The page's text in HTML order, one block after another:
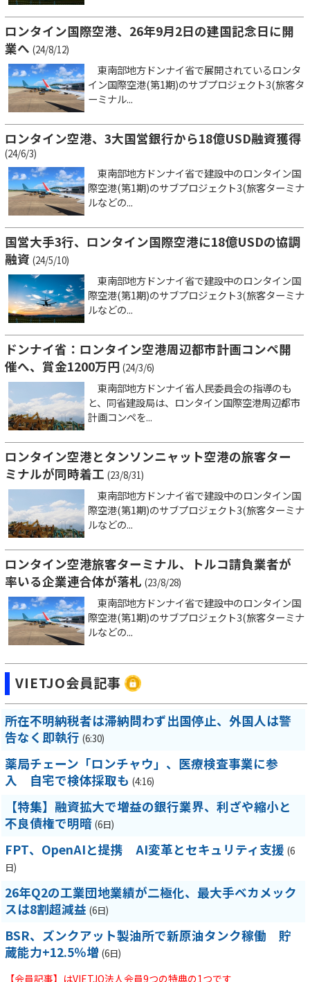
ロンタイン国際空港、26年9月2日の建国記念日に開
業へ (24/8/12)
東南部地方ドンナイ省で展開されているロンタ
イン国際空港(第1期)のサブプロジェクト3(旅客タ
ーミナル...
ロンタイン空港、3大国営銀行から18億USD融資獲得
(24/6/3)
東南部地方ドンナイ省で建設中のロンタイン国
際空港(第1期)のサブプロジェクト3(旅客ターミナ
ルなどの...
国営大手3行、ロンタイン国際空港に18億USDの協調
融資 (24/5/10)
東南部地方ドンナイ省で建設中のロンタイン国
際空港(第1期)のサブプロジェクト3(旅客ターミナ
ルなどの...
ドンナイ省：ロンタイン空港周辺都市計画コンペ開
催へ、賞金1200万円 (24/3/6)
東南部地方ドンナイ省人民委員会の指導のも
と、同省建設局は、ロンタイン国際空港周辺都市
計画コンペを...
ロンタイン空港とタンソンニャット空港の旅客ター
ミナルが同時着工 (23/8/31)
東南部地方ドンナイ省で建設中のロンタイン国
際空港(第1期)のサブプロジェクト3(旅客ターミナ
ルなどの...
ロンタイン空港旅客ターミナル、トルコ請負業者が
率いる企業連合体が落札 (23/8/28)
東南部地方ドンナイ省で建設中のロンタイン国
際空港(第1期)のサブプロジェクト3(旅客ターミナ
ルなどの...
VIETJO会員記事
所在不明納税者は滞納問わず出国停止、外国人は警
告なく即執行 (6:30)
薬局チェーン「ロンチャウ」、医療検査事業に参
入 自宅で検体採取も (4:16)
【特集】融資拡大で増益の銀行業界、利ざや縮小と
不良債権で明暗 (6日)
FPT、OpenAIと提携 AI変革とセキュリティ支援 (6
日)
26年Q2の工業団地業績が二極化、最大手ベカメック
スは8割超減益 (6日)
BSR、ズンクアット製油所で新原油タンク稼働 貯
蔵能力+12.5％増 (6日)
【会員記事】はVIETJO法人会員9つの特典の1つです